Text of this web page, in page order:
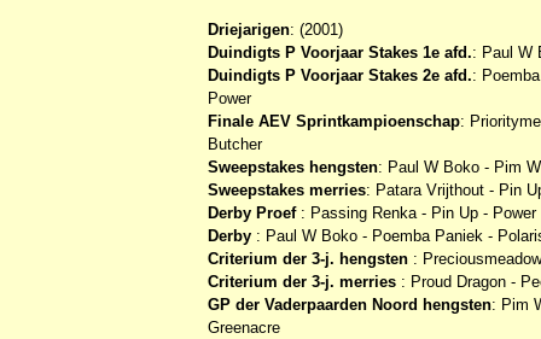
Driejarigen: (2001)
Duindigts P Voorjaar Stakes 1e afd.: Paul W
Duindigts P Voorjaar Stakes 2e afd.:
Power
Finale AEV Sprintkampioenschap:
Butcher
Sweepstakes hengsten: Paul W Boko - Pim
Sweepstakes merries: Patara Vrijthout - Pin
Derby Proef: Passing Renka - Pin Up -
Derby : Paul W Boko - Poemba Paniek -
Criterium der 3-j. hengsten :
Criterium der 3-j. merries : Proud Dragon -
GP der Vaderpaarden Noord hengsten: Pim
Greenacre